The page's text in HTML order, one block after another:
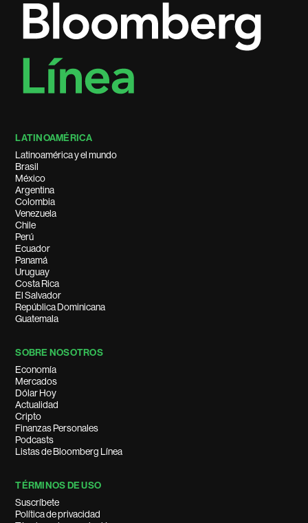
LATINOAMÉRICA
Latinoamérica y el mundo
Brasil
México
Argentina
Colombia
Venezuela
Chile
Perú
Ecuador
Panamá
Uruguay
Costa Rica
El Salvador
República Dominicana
Guatemala
SOBRE NOSOTROS
Economía
Mercados
Dólar Hoy
Actualidad
Cripto
Finanzas Personales
Podcasts
Listas de Bloomberg Línea
TÉRMINOS DE USO
Suscríbete
Política de privacidad